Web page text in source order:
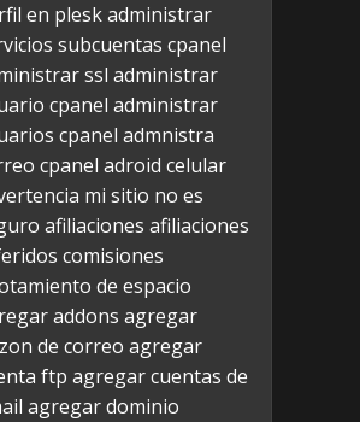
en pleskadministrar
subcuentas cpanel
ssl administrar
cpanel administrar
cpanel admnistra
cpanel adroid celular
mi sitio no es
afiliaciones afiliaciones
comisiones
de espacio
addons agregar
de correo agregar
ftp agregar cuentas de
agregar dominio